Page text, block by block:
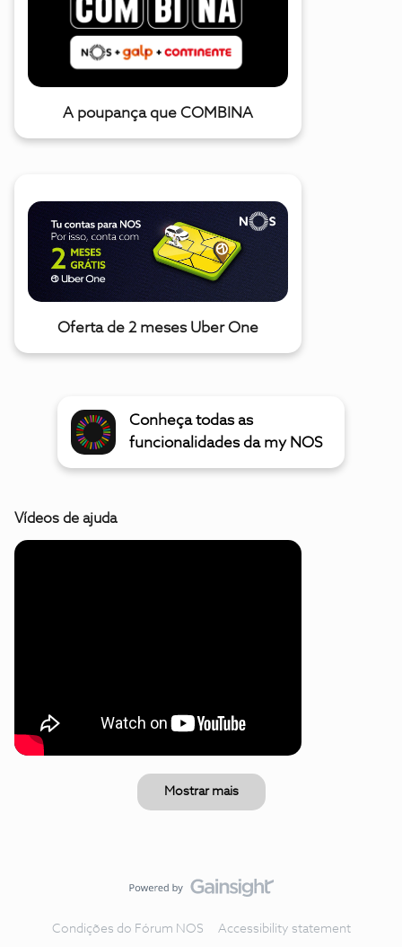
A poupança que COMBINA
Oferta de 2 meses Uber One
Conheça todas as
funcionalidades da my NOS
Vídeos de ajuda
Mostrar mais
Condições do Fórum NOS Accessibility statement